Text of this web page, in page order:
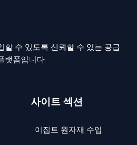
할 수 있도록 신뢰할 수 있는 공급
랫폼입니다.
사이트 섹션
이집트 원자재 수입